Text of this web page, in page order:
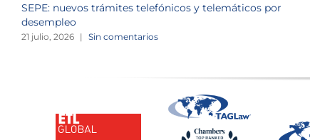
SEPE: nuevos trámites telefónicos y telemáticos por
desempleo
21 julio, 2026 | Sin comentarios